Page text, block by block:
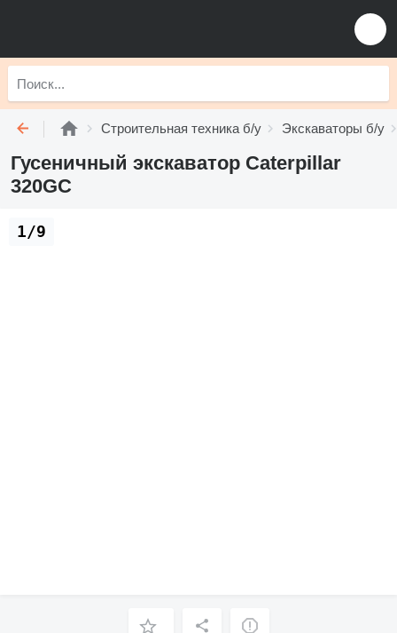
Строительная техника б/у Экскаваторы б/у
Гусеничный экскаватор Caterpillar
320GC
1/9